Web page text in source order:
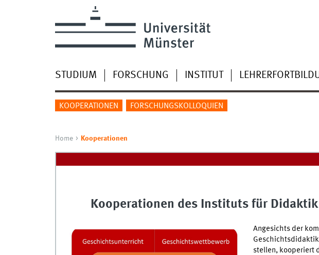
STUDIUM FORSCHUNG INSTITUT
KOOPERATIONEN FORSCHUNGSKOLLOQUIEN
Home Kooperationen
Kooperationen des Instituts für
Angesichts der
stellen, kooperiert